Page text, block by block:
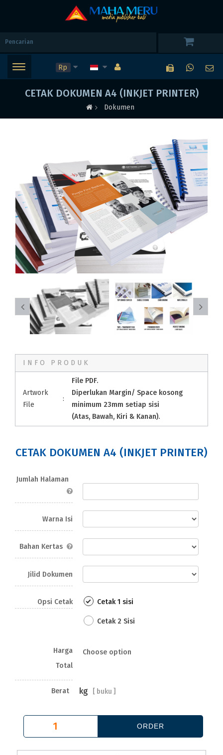
Rp
CETAK DOKUMEN A4 (INKJET PRINTER)
Dokumen
INFO PRODUK
Artwork
File
:
File PDF.
Diperlukan Margin/ Space kosong
minimum 23mm setiap sisi
(Atas, Bawah, Kiri & Kanan).
CETAK DOKUMEN A4 (INKJET PRINTER)
Jumlah Halaman
Warna Isi
Bahan Kertas
Jilid Dokumen
Opsi Cetak Cetak 1 sisi
Cetak 2 Sisi
Harga
Total
Choose option
Berat kg [ buku ]